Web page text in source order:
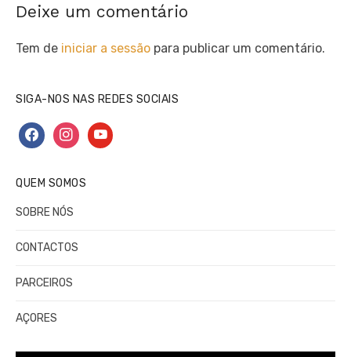
Deixe um comentário
Tem de iniciar a sessão para publicar um comentário.
SIGA-NOS NAS REDES SOCIAIS
facebookinstagramyoutube
QUEM SOMOS
SOBRE NÓS
CONTACTOS
PARCEIROS
AÇORES